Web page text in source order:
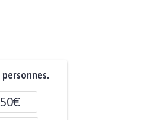
personnes.
50€